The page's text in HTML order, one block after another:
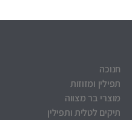
חנוכה
תפילין ומזוזות
מוצרי בר מצווה
תיקים לטלית ותפילין